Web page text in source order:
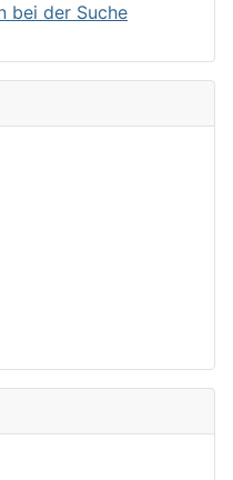
bei der Suche